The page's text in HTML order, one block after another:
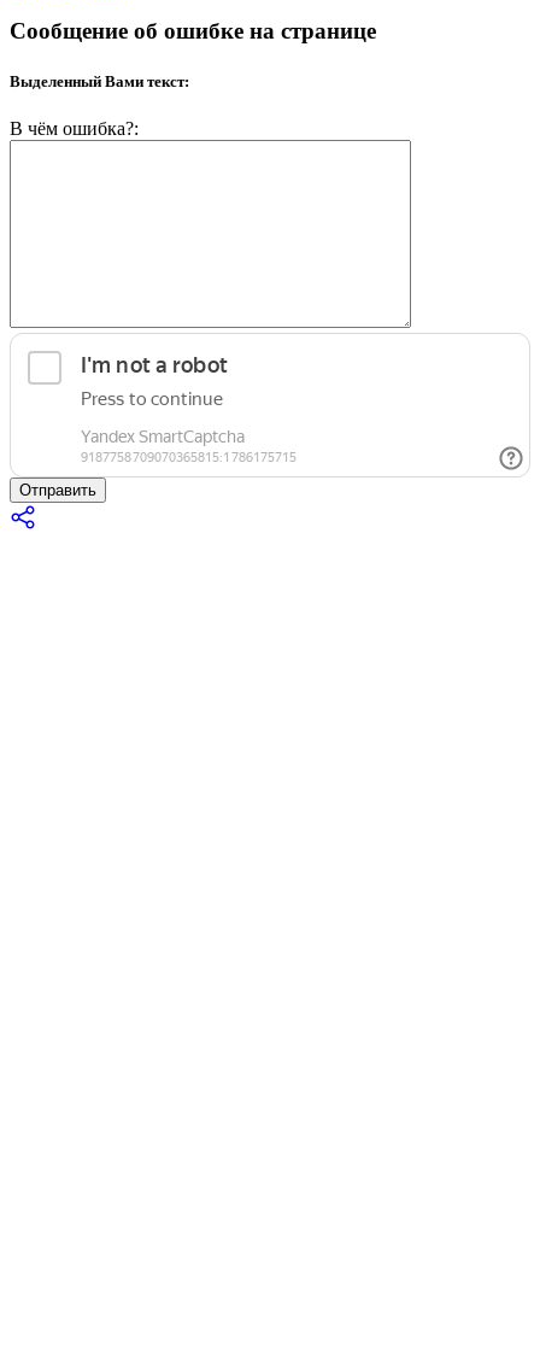
Сообщение об ошибке на странице
Выделенный Вами текст:
В чём ошибка?:
Отправить